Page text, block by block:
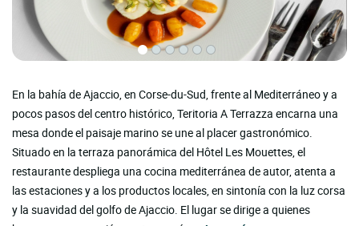
En la bahía de Ajaccio, en Corse-du-Sud, frente al Mediterráneo y a
pocos pasos del centro histórico, Teritoria A Terrazza encarna una
mesa donde el paisaje marino se une al placer gastronómico.
Situado en la terraza panorámica del Hôtel Les Mouettes, el
restaurante despliega una cocina mediterránea de autor, atenta a
las estaciones y a los productos locales, en sintonía con la luz corsa
y la suavidad del golfo de Ajaccio. El lugar se dirige a quienes